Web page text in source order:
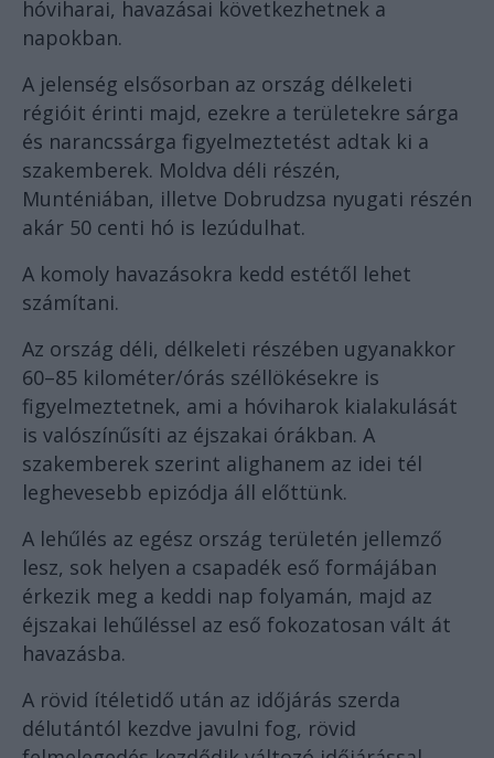
hóviharai, havazásai következhetnek a
napokban.
A jelenség elsősorban az ország délkeleti
régióit érinti majd, ezekre a területekre sárga
és narancssárga figyelmeztetést adtak ki a
szakemberek. Moldva déli részén,
Munténiában, illetve Dobrudzsa nyugati részén
akár 50 centi hó is lezúdulhat.
A komoly havazásokra kedd estétől lehet
számítani.
Az ország déli, délkeleti részében ugyanakkor
60–85 kilométer/órás széllökésekre is
figyelmeztetnek, ami a hóviharok kialakulását
is valószínűsíti az éjszakai órákban. A
szakemberek szerint alighanem az idei tél
leghevesebb epizódja áll előttünk.
A lehűlés az egész ország területén jellemző
lesz, sok helyen a csapadék eső formájában
érkezik meg a keddi nap folyamán, majd az
éjszakai lehűléssel az eső fokozatosan vált át
havazásba.
A rövid ítéletidő után az időjárás szerda
délutántól kezdve javulni fog, rövid